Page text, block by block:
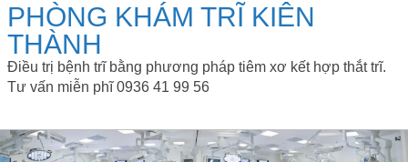
PHÒNG KHÁM TRĨ KIÊN
THÀNH
Điều trị bệnh trĩ bằng phương pháp tiêm xơ kết hợp thắt trĩ.
Tư vấn miễn phĩ 0936 41 99 56